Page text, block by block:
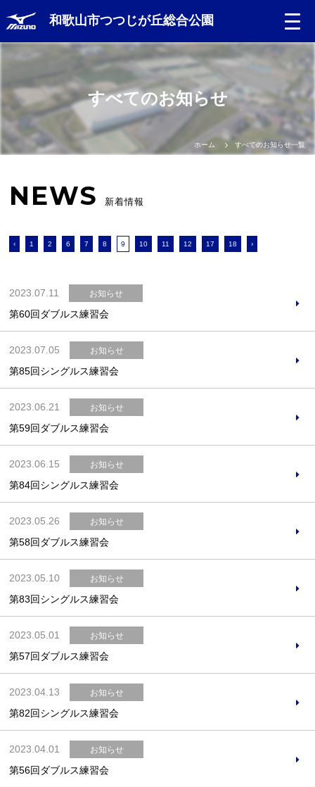
和歌山市つつじが丘総合公園
すべてのお知らせ
ホーム すべてのお知らせ一覧
NEWS 新着情報
‹ 1 2 6 7 8 9 10 11 12 17 18 ›
2023.07.11 お知らせ
第60回ダブルス練習会
2023.07.05 お知らせ
第85回シングルス練習会
2023.06.21 お知らせ
第59回ダブルス練習会
2023.06.15 お知らせ
第84回シングルス練習会
2023.05.26 お知らせ
第58回ダブルス練習会
2023.05.10 お知らせ
第83回シングルス練習会
2023.05.01 お知らせ
第57回ダブルス練習会
2023.04.13 お知らせ
第82回シングルス練習会
2023.04.01 お知らせ
第56回ダブルス練習会